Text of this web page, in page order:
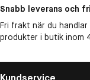
Snabb leverans och
Fri frakt när du
produkter i butik inom